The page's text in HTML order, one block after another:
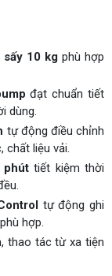
sấy 10 kg phù hợp
đạt chuẩn tiết
dùng.
tự động điều chỉnh
chất liệu vải.
phúttiết kiệm thời
tự động ghi
hợp.
thao tác từ xa tiện